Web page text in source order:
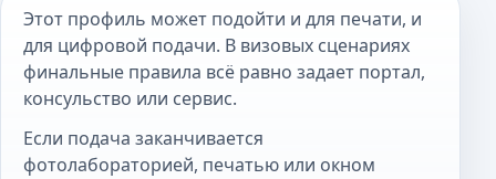
Этот профиль может подойти и для печати, и
для цифровой подачи. В визовых сценариях
финальные правила всё равно задает портал,
консульство или сервис.
Если подача заканчивается
фотолабораторией, печатью или окном